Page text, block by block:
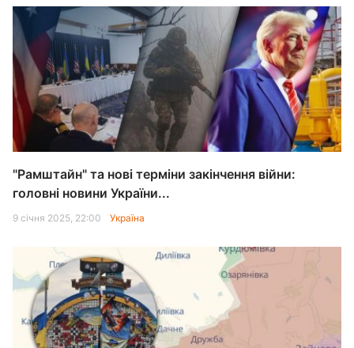
"Рамштайн" та нові терміни закінчення війни:
головні новини України...
9 січня 2025, 22:00 Україна